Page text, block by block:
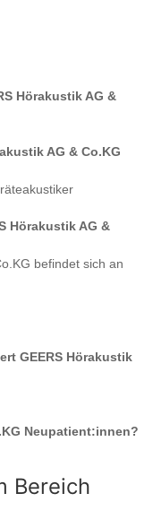
Hörakustik AG &
AG & Co.KG
Hörakustik AG &
befindet sich an
GEERS Hörakustik
Neupatient:innen?
Bereich